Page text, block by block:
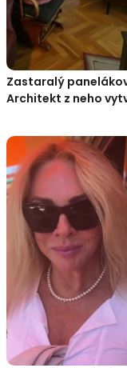
Zastaralý
Architekt z neho